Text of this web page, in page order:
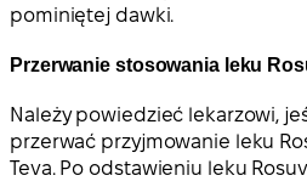
pominiętej dawki.
Przerwanie stosowania leku
Należy powiedzieć lekarzowi,
przerwać przyjmowanie leku
Teva. Po odstawieniu leku